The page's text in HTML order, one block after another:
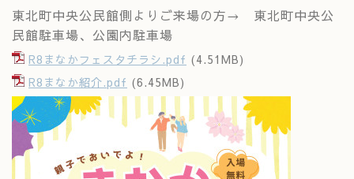
東北町中央公民館側よりご来場の方→ 東北町中央公
民館駐車場、公園内駐車場
R8まなかフェスタチラシ.pdf (4.51MB)
R8まなか紹介.pdf (6.45MB)